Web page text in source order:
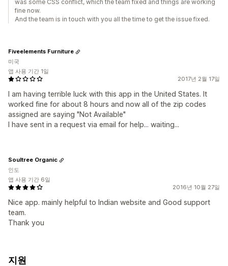
was some CSS conflict, which the team fixed and things are working
fine now.
And the team is in touch with you all the time to get the issue fixed.
2017년 2월 17일
I am having terrible luck with this app in the United States. It
worked fine for about 8 hours and now all of the zip codes
assigned are saying "Not Available"
I have sent in a request via email for help... waiting...
Fiveelements Furniture
미국
앱 사용 기간 1일
2016년 10월 27일
Nice app. mainly helpful to Indian website and Good support
team.
Thank you
Soultree Organic
인도
앱 사용 기간 6일
지원